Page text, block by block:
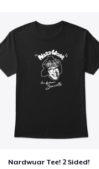
Nardwuar Tee! 2 Sided!
Ga naar
Doorgaan met